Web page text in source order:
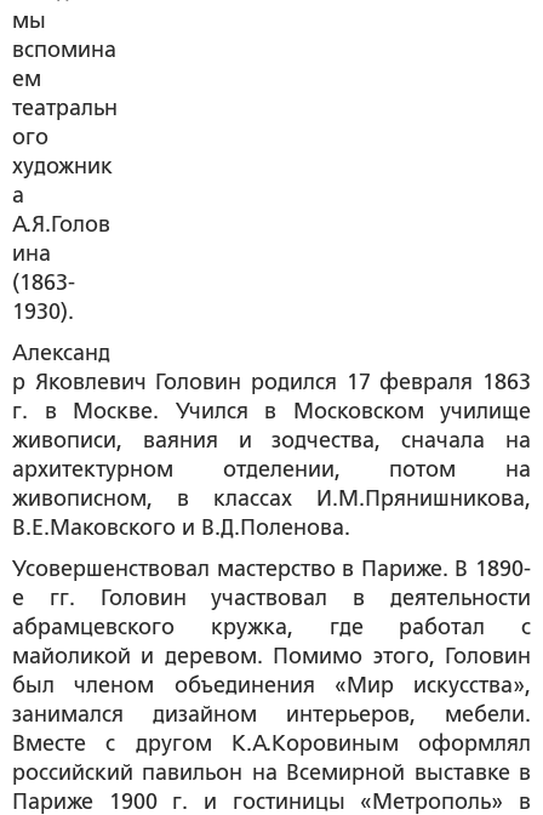
мы
вспомина
ем
театральн
ого
художник
а
А.Я.Голов
ина
(1863-
1930).
Александ
р Яковлевич Головин родился 17 февраля 1863
г. в Москве. Учился в Московском училище
живописи, ваяния и зодчества, сначала на
архитектурном отделении, потом на
живописном, в классах И.М.Прянишникова,
В.Е.Маковского и В.Д.Поленова.
Усовершенствовал мастерство в Париже. В 1890-
е гг. Головин участвовал в деятельности
абрамцевского кружка, где работал с
майоликой и деревом. Помимо этого, Головин
был членом объединения «Мир искусства»,
занимался дизайном интерьеров, мебели.
Вместе с другом К.А.Коровиным оформлял
российский павильон на Всемирной выставке в
Париже 1900 г. и гостиницы «Метрополь» в